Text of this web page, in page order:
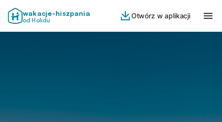
wakacje-hiszpania
od Holidu
Otwórz w aplikacji